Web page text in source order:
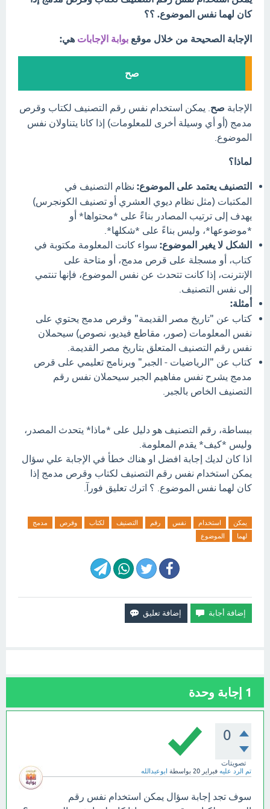
كان لهما نفس الموضوع. ؟؟
الإجابة الصحيحة من خلال موقع بوابة الإجابات هي:
صح
الإجابة صح . يمكن استخدام نفس رقم التصنيف لكتاب وقرص
مدمج (أو أي وسيلة أخرى للمعلومات) إذا كانا يتناولان نفس
الموضوع.
لماذا؟
التصنيف يعتمد على الموضوع: نظام التصنيف في
المكتبات (مثل نظام ديوي العشري أو تصنيف الكونجرس)
يهدف إلى ترتيب المصادر بناءً على *محتواها* أو
*موضوعها*، وليس بناءً على *شكلها*.
الشكل لا يغير الموضوع: سواء كانت المعلومة مكتوبة في
كتاب، أو مسجلة على قرص مدمج، أو متاحة على
الإنترنت، إذا كانت تتحدث عن نفس الموضوع، فإنها تنتمي
إلى نفس التصنيف.
أمثلة:
كتاب عن "تاريخ مصر القديمة" وقرص مدمج يحتوي على
نفس المعلومات (صور، مقاطع فيديو، نصوص) سيحملان
نفس رقم التصنيف المتعلق بتاريخ مصر القديمة.
كتاب عن "الرياضيات - الجبر" وبرنامج تعليمي على قرص
مدمج يشرح نفس مفاهيم الجبر سيحملان نفس رقم
التصنيف الخاص بالجبر.
ببساطة، رقم التصنيف هو دليل على *ماذا* يتحدث المصدر،
وليس *كيف* يقدم المعلومة.
اذا كان لديك إجابة افضل او هناك خطأ في الإجابة علي سؤال
يمكن استخدام نفس رقم التصنيف لكتاب وقرص مدمج إذا
كان لهما نفس الموضوع. ؟ اترك تعليق فورآ.
يمكن استخدام نفس رقم التصنيف لكتاب وقرص
مدمج
لهما
الموضوع
1 إجابة وحدة
0
تصويتات
تم الرد عليه فبراير 20 بواسطة ابوعبدالله
سوف تجد إجابة سؤال يمكن استخدام نفس رقم